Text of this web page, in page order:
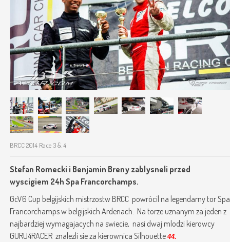
BRCC 2014 Race 3 & 4
Stefan Romecki i Benjamin Breny zablysneli przed
wyscigiem 24h Spa Francorchamps.
GcV6 Cup belgijskich mistrzostw BRCC powrócil na legendarny tor Spa
Francorchamps w belgijskich Ardenach. Na torze uznanym za jeden z
najbardziej wymagajacych na swiecie, nasi dwaj mlodzi kierowcy
GURU4RACER znalezli sie za kierownica Silhouette 44.